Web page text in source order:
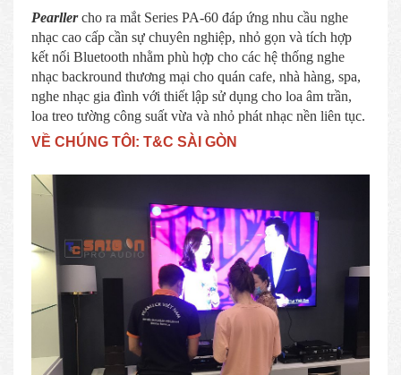
Pearllercho ra mắt Series PA-60 đáp ứng nhu cầu nghe
nhạc cao cấp cần sự chuyên nghiệp, nhỏ gọn và tích hợp
kết nối Bluetooth nhằm phù hợp cho các hệ thống nghe
nhạc backround thương mại cho quán cafe, nhà hàng, spa,
nghe nhạc gia đình với thiết lập sử dụng cho loa âm trần,
loa treo tường công suất vừa và nhỏ phát nhạc nền liên tục.
VỀ CHÚNG TÔI: T&C SÀI GÒN